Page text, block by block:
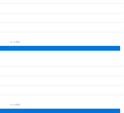
もっと見る
もっと見る